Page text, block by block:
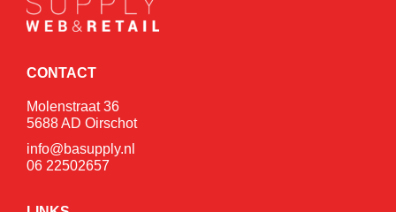
CONTACT
Molenstraat 36
5688 AD Oirschot
info@basupply.nl
06 22502657